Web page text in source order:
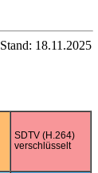
Stand: 18.11.2025
SDTV (H.264)
verschlüsselt